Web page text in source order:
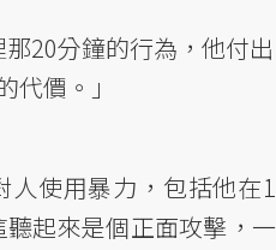
那20分鐘的行為，他付出
代價。」
人使用暴力，包括他在1
起來是個正面攻擊，一